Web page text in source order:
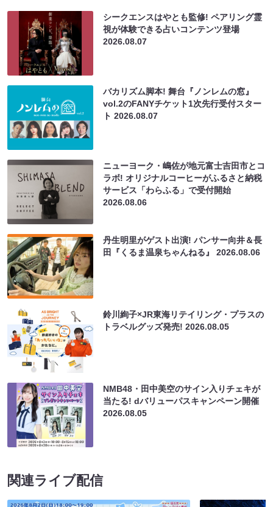
シークエンスはやとも監修! ペアリング霊
視が体験できる占いコンテンツ登場
2026.08.07
バカリズム脚本! 舞台『ノンレムの窓』
vol.2のFANYチケット1次先行受付スター
ト2026.08.07
ニューヨーク・嶋佐が地元富士吉田市とコ
ラボ! オリジナルコーヒーがふるさと納税
サービス「わらふる」で受付開始
2026.08.06
丹生明里がゲスト出演! パンサー向井＆長
田『くるま温泉ちゃんねる』2026.08.06
鈴川絢子×JR東海リテイリング・プラスの
トラベルグッズ発売!2026.08.05
NMB48・田中美空のサイン入りチェキが
当たる! dバリューパスキャンペーン開催
2026.08.05
関連ライブ配信